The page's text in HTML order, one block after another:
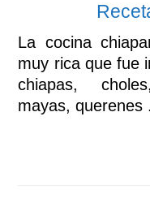
La cocina
muy rica que fue
chiapas,
mayas, querenes